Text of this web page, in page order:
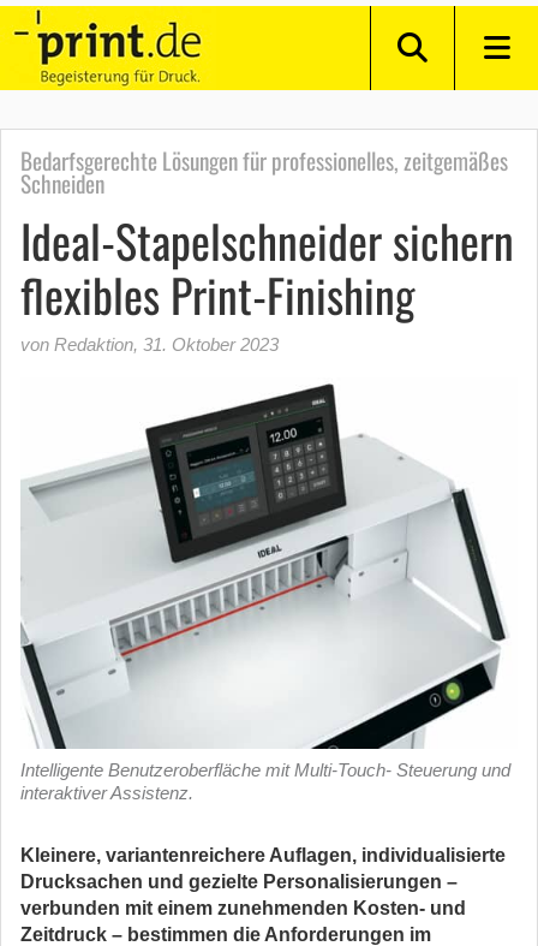
Bedarfsgerechte Lösungen für professionelles, zeitgemäßes
Schneiden
Ideal-Stapelschneider sichern
flexibles Print-Finishing
von Redaktion, 31. Oktober 2023
Intelligente Benutzeroberfläche mit Multi-Touch- Steuerung und
interaktiver Assistenz.
Kleinere, variantenreichere Auflagen, individualisierte
Drucksachen und gezielte Personalisierungen –
verbunden mit einem zunehmenden Kosten- und
Zeitdruck – bestimmen die Anforderungen im